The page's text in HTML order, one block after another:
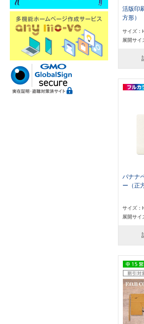
活版印
方形）
サイズ：
展開サイ
バナナ
ー（正
サイズ：
展開サイ